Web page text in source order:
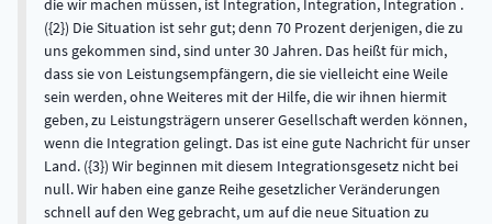
die wir machen müssen, ist Integration, Integration, Integration .
({2}) Die Situation ist sehr gut; denn 70 Prozent derjenigen, die zu
uns gekommen sind, sind unter 30 Jahren. Das heißt für mich,
dass sie von Leistungsempfängern, die sie vielleicht eine Weile
sein werden, ohne Weiteres mit der Hilfe, die wir ihnen hiermit
geben, zu Leistungsträgern unserer Gesellschaft werden können,
wenn die Integration gelingt. Das ist eine gute Nachricht für unser
Land. ({3}) Wir beginnen mit diesem Integrationsgesetz nicht bei
null. Wir haben eine ganze Reihe gesetzlicher Veränderungen
schnell auf den Weg gebracht, um auf die neue Situation zu